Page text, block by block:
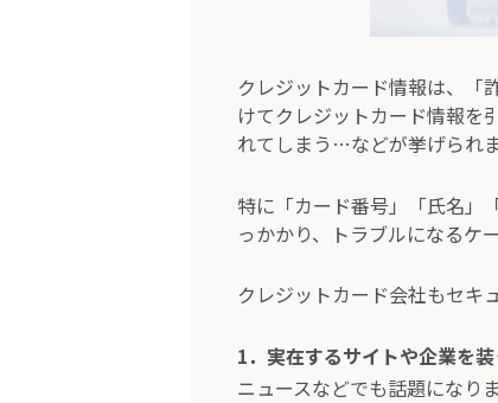
クレジットカード情報は、「
けてクレジットカード情報を
れてしまう…などが挙げられま
特に「カード番号」「氏名」
っかかり、トラブルになるケ
クレジットカード会社もセキ
1．実在するサイトや企業を
ニュースなどでも話題になり